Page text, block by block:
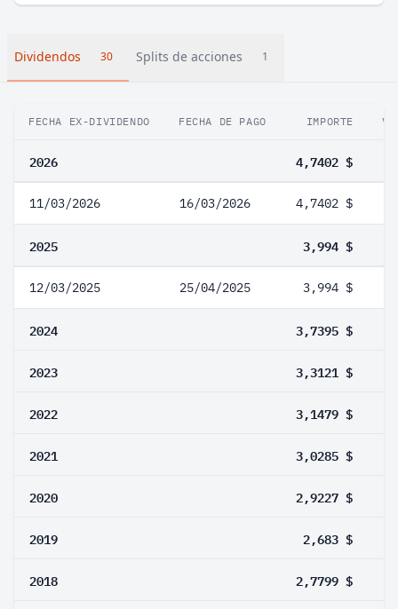
Dividendos 30 Splits de acciones 1
FECHA EX-DIVIDENDO FECHA DE PAGO IMPORTE
2026 4,7402 $
11/03/2026 16/03/2026 4,7402 $
2025 3,994 $
12/03/2025 25/04/2025 3,994 $
2024 3,7395 $
2023 3,3121 $
2022 3,1479 $
2021 3,0285 $
2020 2,9227 $
2019 2,683 $
2018 2,7799 $